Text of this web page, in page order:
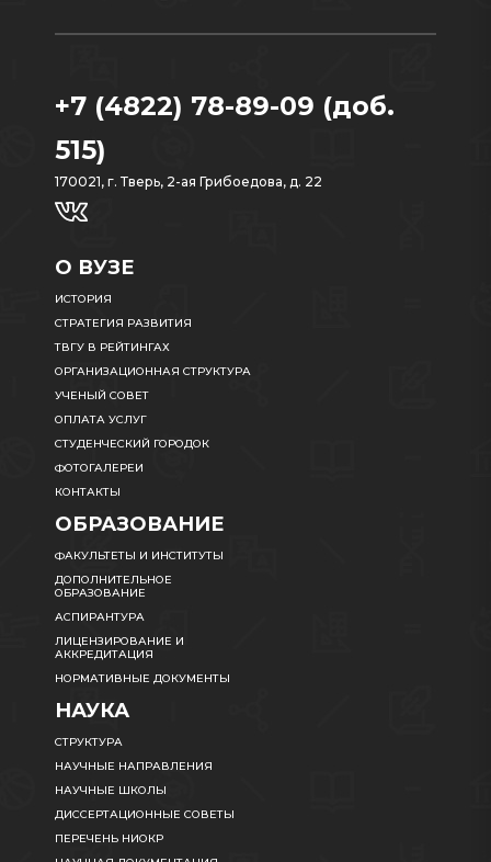
+7 (4822) 78-89-09 (доб.
515)
170021, г. Тверь, 2-ая Грибоедова, д. 22
О ВУЗЕ
ИСТОРИЯ
СТРАТЕГИЯ РАЗВИТИЯ
ТВГУ В РЕЙТИНГАХ
ОРГАНИЗАЦИОННАЯ СТРУКТУРА
УЧЕНЫЙ СОВЕТ
ОПЛАТА УСЛУГ
СТУДЕНЧЕСКИЙ ГОРОДОК
ФОТОГАЛЕРЕИ
КОНТАКТЫ
ОБРАЗОВАНИЕ
ФАКУЛЬТЕТЫ И ИНСТИТУТЫ
ДОПОЛНИТЕЛЬНОЕ
ОБРАЗОВАНИЕ
АСПИРАНТУРА
ЛИЦЕНЗИРОВАНИЕ И
АККРЕДИТАЦИЯ
НОРМАТИВНЫЕ ДОКУМЕНТЫ
НАУКА
СТРУКТУРА
НАУЧНЫЕ НАПРАВЛЕНИЯ
НАУЧНЫЕ ШКОЛЫ
ДИССЕРТАЦИОННЫЕ СОВЕТЫ
ПЕРЕЧЕНЬ НИОКР